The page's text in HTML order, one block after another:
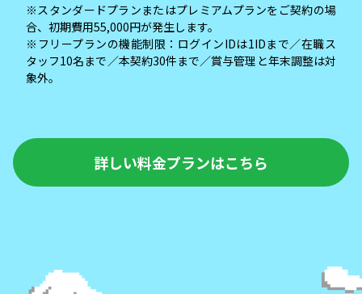
※スタンダードプランまたはプレミアムプランをご契約の場
合、初期費用55,000円が発生します。
※フリープランの機能制限：ログインIDは1IDまで／在職ス
タッフ10名まで／本契約30件まで／賞与管理と年末調整は対
象外。
詳しい料金プランはこちら